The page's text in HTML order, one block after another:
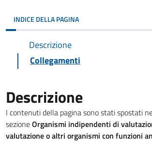
INDICE DELLA PAGINA
Descrizione
Collegamenti
Descrizione
I contenuti della pagina sono stati spostati
sezioneOrganismi indipendenti di
valutazione o altri organismi con funzioni